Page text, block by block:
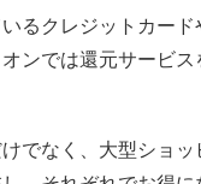
るクレジットカー
ンでは還元サービス
でなく、大型ショッ